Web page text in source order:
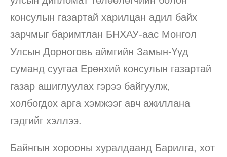
консулын газартай харилцан адил байх
зарчмыг баримтлан БНХАУ-аас Монгол
Улсын Дорноговь аймгийн Замын-Үүд
суманд суугаа Ерөнхий консулын газартай
газар ашиглуулах гэрээ байгуулж,
холбогдох арга хэмжээг авч ажиллана
гэдгийг хэллээ.
Байнгын хорооны хуралдаанд Барилга, хот